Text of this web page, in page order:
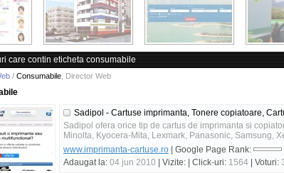
care contin eticheta consumabile
/ Consumabile Director Web
Sadipol - Cartuse imprimanta, Tonere copiatoare,
Sadipol ofera orice tip de cartus de imprimanta si
Minolta, Kyocera-Mita, Lexmark, Panasonic, Samsung,
www.imprimanta-cartuse.ro | Google Page Rank:
Adaugat la: 04 jun 2010 | Vizite: | Click-uri: 1564 | Voturi: